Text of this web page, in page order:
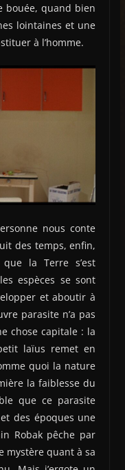
bouée, quand bien
lointaines et une
à l’homme.
nous conte
des temps, enfin,
la Terre s’est
espèces se sont
et aboutir à
parasite n’a pas
chose capitale : la
laïus remet en
quoi la nature
la faiblesse du
que ce parasite
des époques une
Robak pêche par
mystère quant à sa